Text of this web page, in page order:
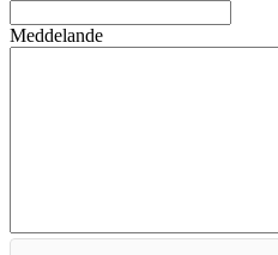
Meddelande